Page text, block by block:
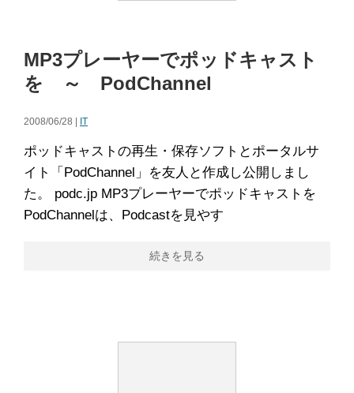
MP3プレーヤーでポッドキャスト
を ～ PodChannel
2008/06/28 | IT
ポッドキャストの再生・保存ソフトとポータルサ
イト「PodChannel」を友人と作成し公開しまし
た。 podc.jp MP3プレーヤーでポッドキャストを
PodChannelは、Podcastを見やす
続きを見る